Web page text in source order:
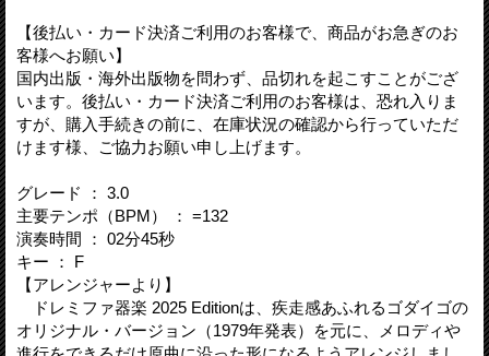
【後払い・カード決済ご利用のお客様で、商品がお急ぎのお
客様へお願い】
国内出版・海外出版物を問わず、品切れを起こすことがござ
います。後払い・カード決済ご利用のお客様は、恐れ入りま
すが、購入手続きの前に、在庫状況の確認から行っていただ
けます様、ご協力お願い申し上げます。
グレード ： 3.0
主要テンポ（BPM） ： =132
演奏時間 ： 02分45秒
キー ： F
【アレンジャーより】
ドレミファ器楽 2025 Editionは、疾走感あふれるゴダイゴの
オリジナル・バージョン（1979年発表）を元に、メロディや